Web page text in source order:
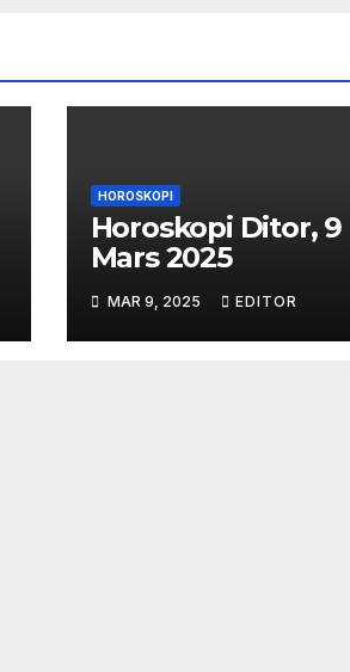
HOROSKOPI
Horoskopi Ditor, 9
Mars 2025
MAR 9, 2025 EDITOR